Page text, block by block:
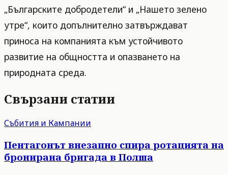
„Българските добродетели“ и „Нашето зелено
утре“, които допълнително затвърждават
приноса на компанията към устойчивото
развитие на общността и опазването на
природната среда.
Свързани статии
Събития и Кампании
Пентагонът внезапно спира ротацията на
бронирана бригада в Полша